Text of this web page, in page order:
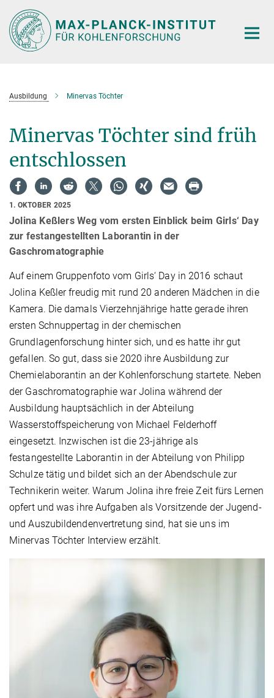
Hauptinhalt
Ausbildung Minervas Töchter
Minervas Töchter sind früh
entschlossen
1. OKTOBER 2025
Jolina Keßlers Weg vom ersten Einblick beim Girls‘ Day
zur festangestellten Laborantin in der
Gaschromatographie
Auf einem Gruppenfoto vom Girls‘ Day in 2016 schaut
Jolina Keßler freudig mit rund 20 anderen Mädchen in die
Kamera. Die damals Vierzehnjährige hatte gerade ihren
ersten Schnuppertag in der chemischen
Grundlagenforschung hinter sich, und es hatte ihr gut
gefallen. So gut, dass sie 2020 ihre Ausbildung zur
Chemielaborantin an der Kohlenforschung startete. Neben
der Gaschromatographie war Jolina während der
Ausbildung hauptsächlich in der Abteilung
Wasserstoffspeicherung von Michael Felderhoff
eingesetzt. Inzwischen ist die 23-jährige als
festangestellte Laborantin in der Abteilung von Philipp
Schulze tätig und bildet sich an der Abendschule zur
Technikerin weiter. Warum Jolina ihre freie Zeit fürs Lernen
opfert und was ihre Aufgaben als Vorsitzende der Jugend-
und Auszubildendenvertretung sind, hat sie uns im
Minervas Töchter Interview erzählt.